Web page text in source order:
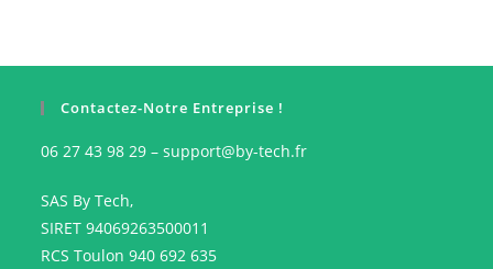
Contactez-Notre Entreprise !
06 27 43 98 29 – support@by-tech.fr
SAS By Tech,
SIRET 94069263500011
RCS Toulon 940 692 635